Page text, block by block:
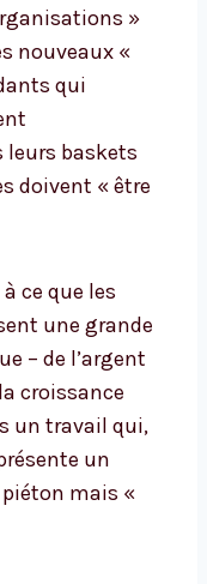
»
nouveaux «
qui
leurs baskets
doivent « être
ce que les
une grande
– de l’argent
croissance
un travail qui,
un
mais «